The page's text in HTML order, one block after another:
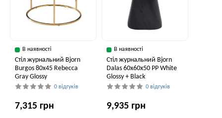
В наявності
Стіл журнальний Bjorn
Burgos 80х45 Rebecca
Gray Glossy
0 відгуків
7,315 грн
В наявності
Стіл журнальний Bjorn
Dalas 60х60х50 PP White
Glossy + Black
0 відгуків
9,935 грн